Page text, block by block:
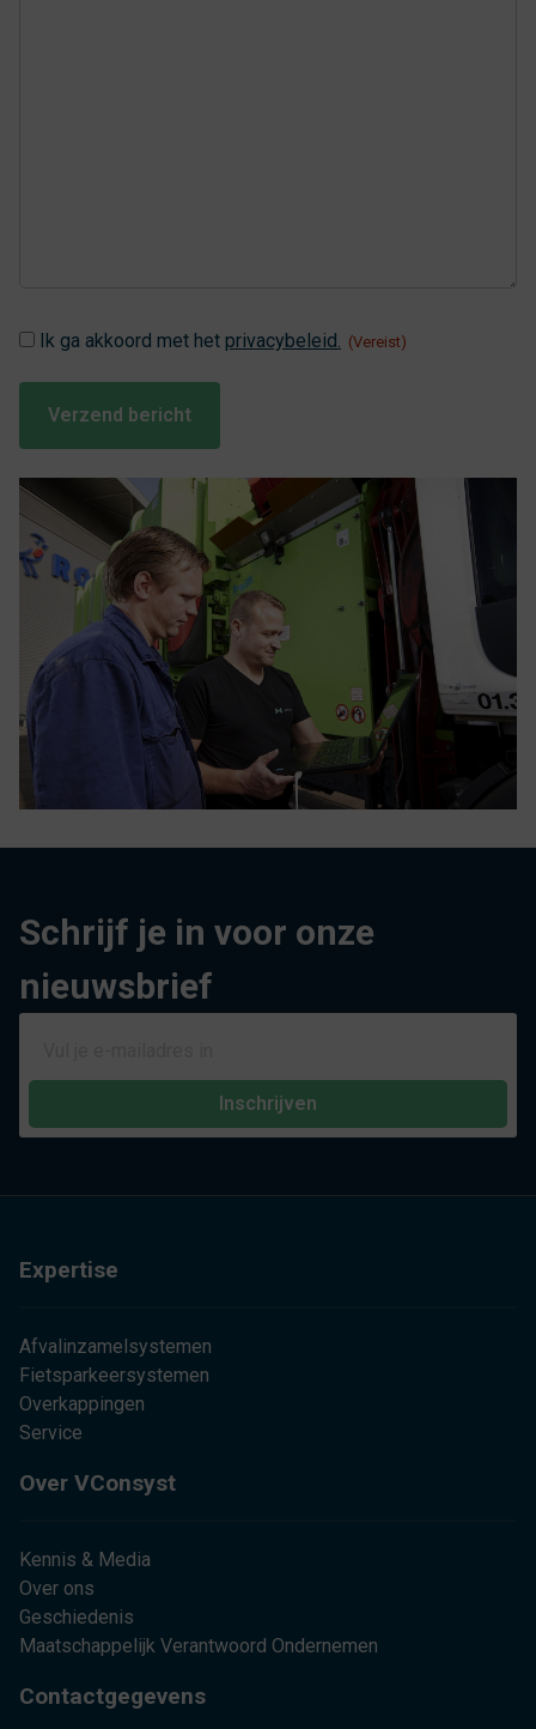
Instemming
Ik ga akkoord met het privacybeleid. (Vereist)
Schrijf je in voor onze
nieuwsbrief
Inschrijven
Expertise
Afvalinzamelsystemen
Fietsparkeersystemen
Overkappingen
Service
Over VConsyst
Kennis & Media
Over ons
Geschiedenis
Maatschappelijk Verantwoord Ondernemen
Contactgegevens